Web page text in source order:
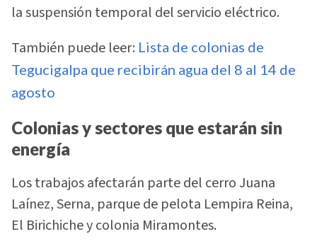
la suspensión temporal del servicio eléctrico.
También puede leer: Lista de colonias de
Tegucigalpa que recibirán agua del 8 al 14 de
agosto
Colonias y sectores que estarán sin
energía
Los trabajos afectarán parte del cerro Juana
Laínez, Serna, parque de pelota Lempira Reina,
El Birichiche y colonia Miramontes.